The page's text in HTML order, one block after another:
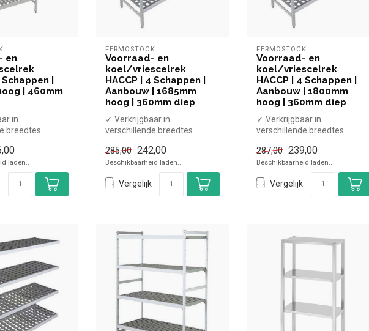
en
|
| 460mm
in
breedtes
laden..
FERMOSTOCK
Voorraad- en
koel/vriescelrek
HACCP | 4 Schappen |
Aanbouw | 1685mm
hoog | 360mm diep
✓ Verkrijgbaar in
verschillende breedtes
360 mm
✓ 4 N...
285,00 242,00
Beschikbaarheid laden..
Vergelijk
FERMOSTOCK
Voorraad- en
koel/vriescelrek
HACCP | 4 Schappen |
Aanbouw | 1800mm
hoog | 360mm diep
✓ Verkrijgbaar in
verschillende breedtes
360 mm
✓ 4 N...
287,00 239,00
Beschikbaarheid laden..
Vergelijk